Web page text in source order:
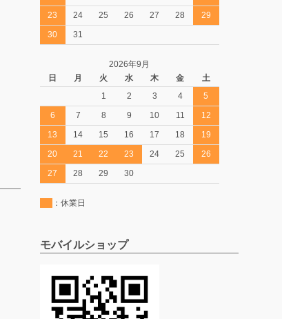
23
24 25 26 27 28
29
30
31
2026年9月
日
月 火 水 木 金
土
1
2 3 4
5
6
7 8 9 10 11
12
13
14 15 16 17 18
19
20
21 22 23 24 25
26
27
28 29 30
：休業日
モバイルショップ